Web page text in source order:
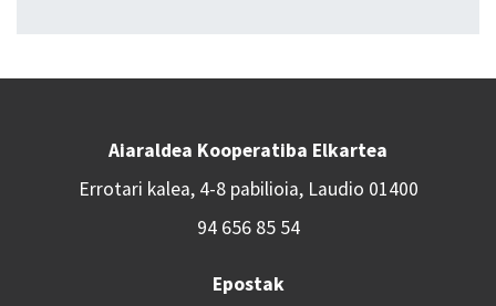
Aiaraldea Kooperatiba Elkartea
Errotari kalea, 4-8 pabilioia, Laudio 01400
94 656 85 54
Epostak